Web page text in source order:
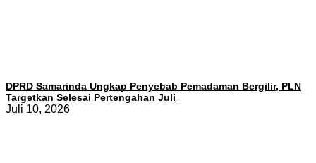
DPRD Samarinda Ungkap Penyebab Pemadaman Bergilir, PLN
Targetkan Selesai Pertengahan Juli
Juli 10, 2026